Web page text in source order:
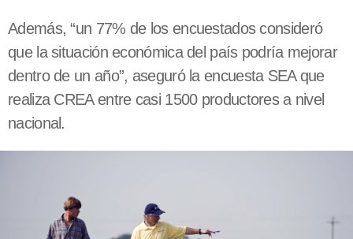
Además, “un 77% de los encuestados consideró
que la situación económica del país podría mejorar
dentro de un año”, aseguró la encuesta SEA que
realiza CREA entre casi 1500 productores a nivel
nacional.